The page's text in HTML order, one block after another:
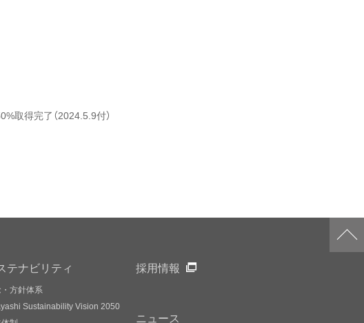
取得完了（2024.5.9付）
テナビリティ
方針体系
Sustainability Vision 2050
採用情報
ニュース